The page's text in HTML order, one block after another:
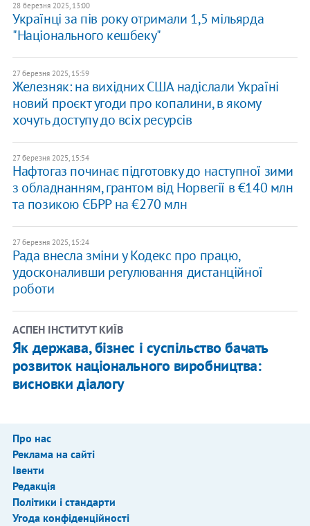
28 березня 2025, 13:00
​Українці за пів року отримали 1,5 мільярда
"Національного кешбеку"
27 березня 2025, 15:59
Железняк: на вихідних США надіслали Україні
новий проєкт угоди про копалини, в якому
хочуть доступу до всіх ресурсів
27 березня 2025, 15:54
Нафтогаз починає підготовку до наступної зими
з обладнанням, грантом від Норвегії в €140 млн
та позикою ЄБРР на €270 млн
27 березня 2025, 15:24
Рада внесла зміни у Кодекс про працю,
удосконаливши регулювання дистанційної
роботи
АСПЕН ІНСТИТУТ КИЇВ
Як держава, бізнес і суспільство бачать
розвиток національного виробництва:
висновки діалогу
Про нас
Реклама на сайті
Івенти
Редакція
Політики і стандарти
Угода конфіденційності